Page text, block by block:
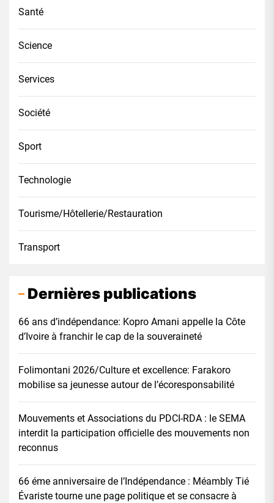
Santé
Science
Services
Société
Sport
Technologie
Tourisme/Hôtellerie/Restauration
Transport
Dernières publications
66 ans d’indépendance: Kopro Amani appelle la Côte
d’Ivoire à franchir le cap de la souveraineté
Folimontani 2026/Culture et excellence: Farakoro
mobilise sa jeunesse autour de l’écoresponsabilité
Mouvements et Associations du PDCI-RDA : le SEMA
interdit la participation officielle des mouvements non
reconnus
66 éme anniversaire de l’Indépendance : Méambly Tié
Évariste tourne une page politique et se consacre à